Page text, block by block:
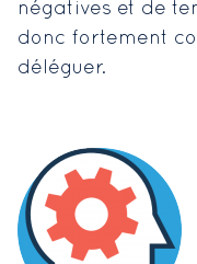
négatives et de
donc fortement
déléguer.